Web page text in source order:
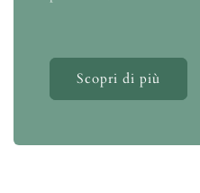
Scopri di più